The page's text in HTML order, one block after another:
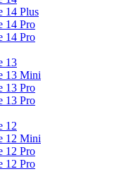
14 Plus
14 Pro
14 Pro
13
13 Mini
13 Pro
13 Pro
12
12 Mini
12 Pro
12 Pro